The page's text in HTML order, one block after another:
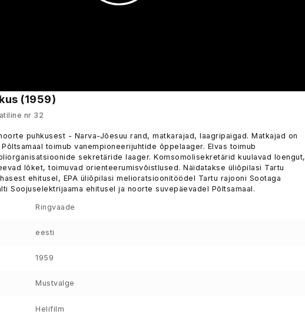
(1959)
nr 32
puhkusest - Narva-Jõesuu rand, matkarajad, laagripaigad. Matkajad on
toimub vanempioneerijuhtide õppelaager. Elvas toimub
sekretäride laager. Komsomolisekretärid kuulavad loengut,
lõket, toimuvad orienteerumisvõistlused. Näidatakse üliõpilasi Tartu
ehitusel, EPA üliõpilasi melioratsioonitöödel Tartu rajooni Sootaga
Soojuselektrijaama ehitusel ja noorte suvepäevadel Põltsamaal.
Ringvaade
eesti
1959
Mustvalge
Helifilm